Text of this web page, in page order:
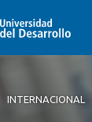
INTERNACIONAL